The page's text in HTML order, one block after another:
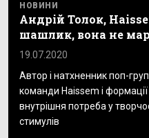
НОВИНИ
Андрій Толок,
шашлик, вона не
19.07.2020
Автор і натхненник поп-
команди Haissem і
внутрішня потреба у
стимулів